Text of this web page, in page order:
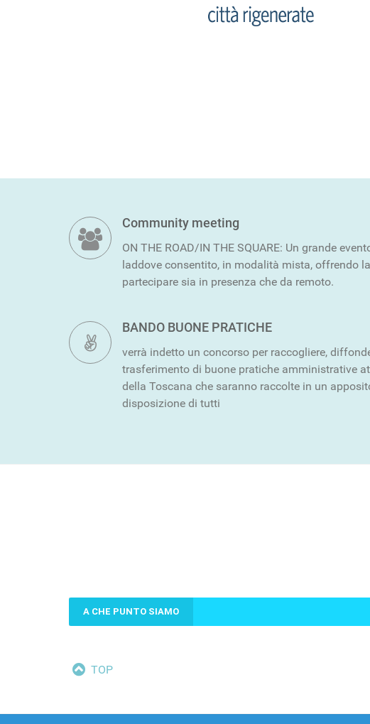
Community meeting
ON THE ROAD/IN THE SQUARE: Un grande
laddove consentito, in modalità mista, offrendo
partecipare sia in presenza che da remoto.
BANDO BUONE PRATICHE
verrà indetto un concorso per raccogliere,
trasferimento di buone pratiche amministrative
della Toscana che saranno raccolte in un
disposizione di tutti
A CHE PUNTO SIAMO
TOP